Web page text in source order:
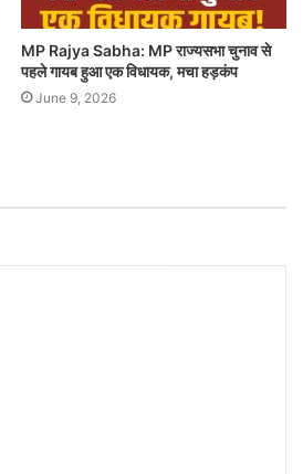
MP Rajya Sabha: MP राज्यसभा चुनाव से
पहले गायब हुआ एक विधायक, मचा हड़कंप
June 9, 2026